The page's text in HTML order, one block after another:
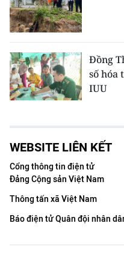
Đồng
số hóa
IUU
WEBSITE LIÊN KẾT
Cổng thông tin điện tử
Đảng Cộng sản Việt Nam
Thông tấn xã Việt Nam
Báo điện tử Quân đội nhân